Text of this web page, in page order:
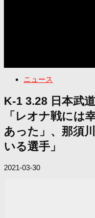
ニュース
K-1 3.28 日本武
「レオナ戦には
あった」、那須
いる選手」
2021-03-30